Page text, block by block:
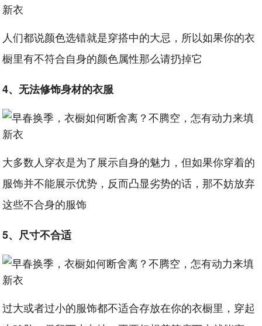
人们都说颜色选错就是穿搭中的大忌，所以如果你的衣
橱里有不符合自身的颜色属性那么请扔掉它
4、无法修饰身材的衣服
大多数人穿衣是为了展示自身的魅力，但如果你穿着的
服饰并不能展示优势，反而凸显劣势的话，那不妨放弃
这些不合身的服饰
5、尺寸不合适
过大或者过小的服饰都不适合存放在你的衣橱里，穿起